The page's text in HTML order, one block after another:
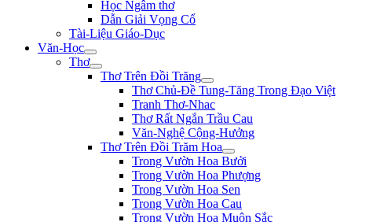
Học Ngâm thơ
Dẫn Giải Vọng Cổ
Tài-Liệu Giáo-Dục
Văn-Học
Thơ
Thơ Trên Đồi Trăng
Thơ Chủ-Đề Tung-Tăng Trong Đạo Việt
Tranh Thơ-Nhac
Thơ Rất Ngắn Trầu Cau
Văn-Nghệ Cộng-Hưởng
Thơ Trên Đồi Trăm Hoa
Trong Vườn Hoa Bưởi
Trong Vườn Hoa Phượng
Trong Vườn Hoa Sen
Trong Vườn Hoa Cau
Trong Vườn Hoa Muôn Sắc